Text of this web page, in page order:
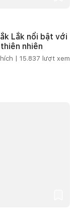
Lắk nổi bật với
nhiên
| 15.837 lượt xem